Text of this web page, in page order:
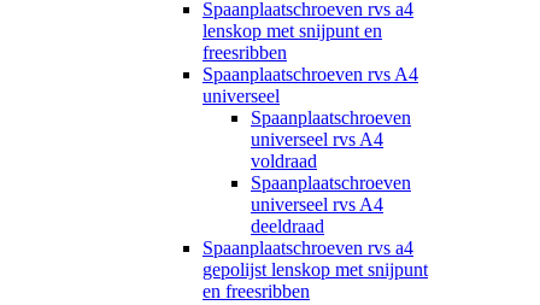
Spaanplaatschroeven rvs a4
lenskop met snijpunt en
freesribben
Spaanplaatschroeven rvs A4
universeel
Spaanplaatschroeven
universeel rvs A4
voldraad
Spaanplaatschroeven
universeel rvs A4
deeldraad
Spaanplaatschroeven rvs a4
gepolijst lenskop met snijpunt
en freesribben